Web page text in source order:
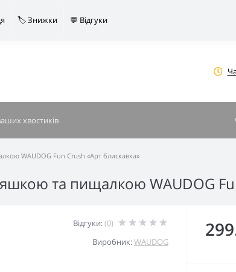
🏷️ Знижки 💬 Відгуки
WAUDOG Fun Crush «Арт блискавка»
та пищалкою WAUDOG
Відгуки:(0)
Виробник:WAUDOG